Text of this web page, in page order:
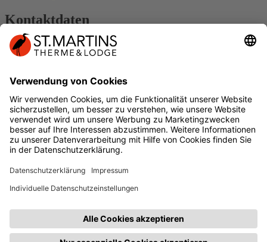
Kontaktdaten
Kontakt
Impressum
DER SPUR FOLGEN
Geschenkkarte Öffnet sich in einem neuen
Tab Führt auf eine externe Seite
Facebook Öffnet sich in einem neuen Tab Führt
auf eine externe Seite
Instagram Öffnet sich in einem neuen Tab
YouTube Öffnet sich in einem neuen Tab
Führt auf eine externe Seite